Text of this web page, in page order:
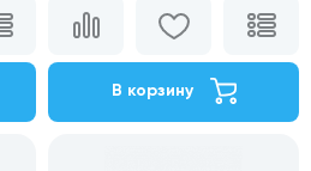
В корзину